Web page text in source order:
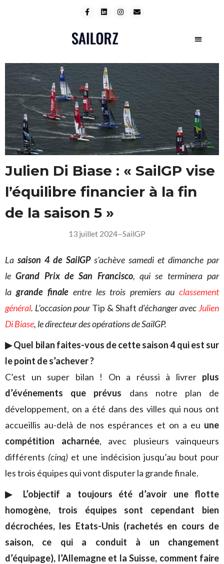
Julien Di Biase : « SailGP vise
l’équilibre financier à la fin
de la saison 5 »
13 juillet 2024–SailGP
La saison 4 de SailGP s’achève samedi et dimanche par
leGrand Prix de San Francisco, qui se terminera par
la grande finaleentre les trois premiers au classement
général. L’occasion pourTip & Shaft d’échanger avecJulien
Di Biase, le directeur des opérations de SailGP.
▶︎ Quel bilan faites-vous de cette saison 4 qui est sur
le point de s’achever ?
C’est un super bilan ! On a réussi à livrer plus
d’événements que prévus dans notre plan de
développement, on a été dans des villes qui nous ont
accueillis au-delà de nos espérances et on a eu une
compétition acharnée, avec plusieurs vainqueurs
différents (cinq) et une indécision jusqu’au bout pour
les trois équipes qui vont disputer la grande finale.
▶︎ L’objectif a toujours été d’avoir une flotte
homogène, trois équipes sont cependant bien
décrochées, les Etats-Unis (rachetés en cours de
saison, ce qui a conduit à un changement
d’équipage), l’Allemagne et la Suisse, comment faire